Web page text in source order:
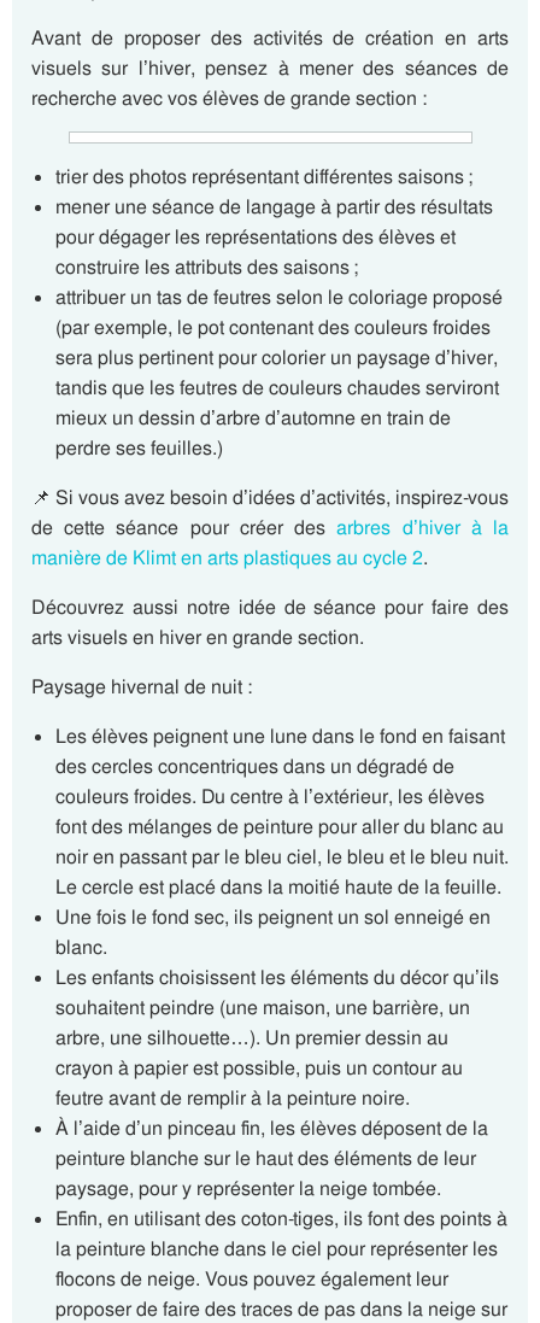
Avant de proposer des activités de création en arts
visuels sur l’hiver, pensez à mener des séances de
recherche avec vos élèves de grande section :
trier des photos représentant différentes saisons ;
mener une séance de langage à partir des résultats
pour dégager les représentations des élèves et
construire les attributs des saisons ;
attribuer un tas de feutres selon le coloriage proposé
(par exemple, le pot contenant des couleurs froides
sera plus pertinent pour colorier un paysage d’hiver,
tandis que les feutres de couleurs chaudes serviront
mieux un dessin d’arbre d’automne en train de
perdre ses feuilles.)
📌 Si vous avez besoin d’idées d’activités, inspirez-vous
de cette séance pour créer desarbres d’hiver à la
manière de Klimt en arts plastiques au cycle 2.
Découvrez aussi notre idée de séance pour faire des
arts visuels en hiver en grande section.
Paysage hivernal de nuit :
Les élèves peignent une lune dans le fond en faisant
des cercles concentriques dans un dégradé de
couleurs froides. Du centre à l’extérieur, les élèves
font des mélanges de peinture pour aller du blanc au
noir en passant par le bleu ciel, le bleu et le bleu nuit.
Le cercle est placé dans la moitié haute de la feuille.
Une fois le fond sec, ils peignent un sol enneigé en
blanc.
Les enfants choisissent les éléments du décor qu’ils
souhaitent peindre (une maison, une barrière, un
arbre, une silhouette…). Un premier dessin au
crayon à papier est possible, puis un contour au
feutre avant de remplir à la peinture noire.
À l’aide d’un pinceau fin, les élèves déposent de la
peinture blanche sur le haut des éléments de leur
paysage, pour y représenter la neige tombée.
Enfin, en utilisant des coton-tiges, ils font des points à
la peinture blanche dans le ciel pour représenter les
flocons de neige. Vous pouvez également leur
proposer de faire des traces de pas dans la neige sur